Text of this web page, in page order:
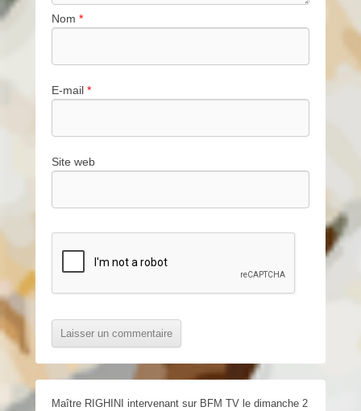
Nom *
E-mail *
Site web
Maître RIGHINI intervenant sur BFM TV le dimanche 2